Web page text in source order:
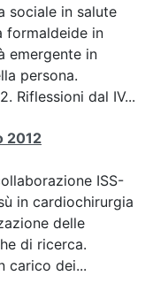
sociale in salute
formaldeide in
emergente in
persona.
Riflessioni dal IV...
2012
ISS-
in cardiochirurgia
delle
di ricerca.
carico dei...